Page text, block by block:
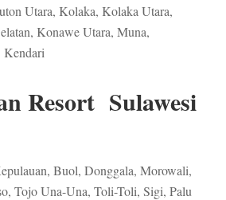
Utara, Kolaka, Kolaka Utara,
Konawe Utara, Muna,
Kendari
Resort Sulawesi
Buol, Donggala, Morowali,
Tojo Una-Una, Toli-Toli, Sigi, Palu